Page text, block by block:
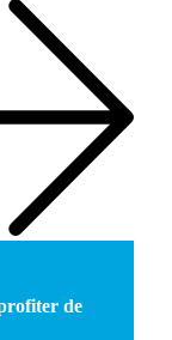
de